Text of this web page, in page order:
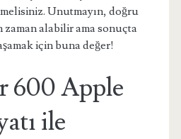
Unutmayın, doğru
alabilir ama sonuçta
için buna değer!
600 Apple
ile